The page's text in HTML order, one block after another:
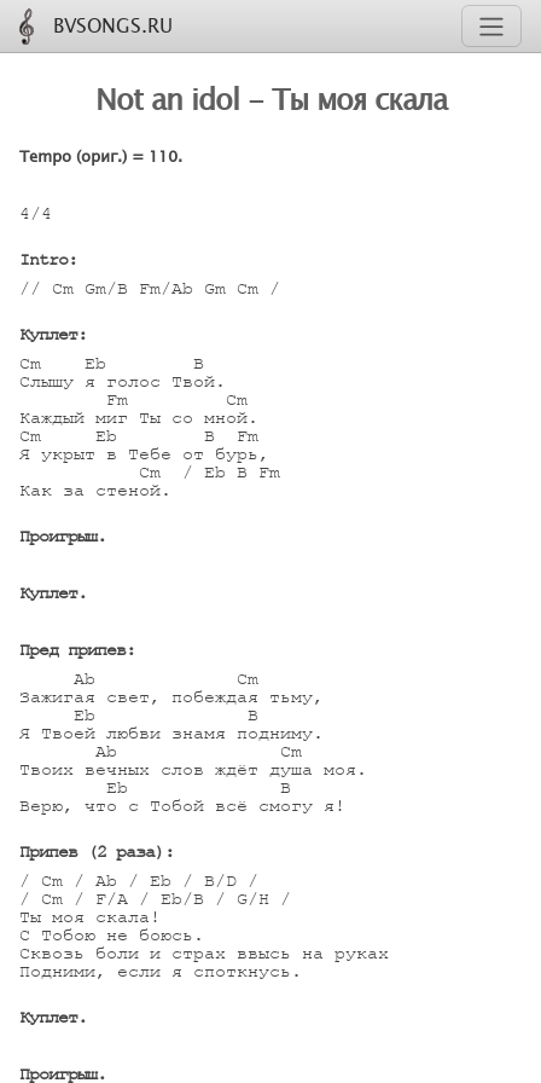
BVSONGS.RU
Not an idol - Ты моя скала
Tempo (ориг.) = 110.
4/4
Intro:
// Cm Gm/B Fm/Ab Gm Cm /
Куплет:
Cm    Eb        B
Слышу я голос Твой.
        Fm         Cm
Каждый миг Ты со мной.
Cm     Eb        B  Fm
Я укрыт в Тебе от бурь,
           Cm  / Eb B Fm
Как за стеной.
Проигрыш.
Куплет.
Пред припев:
     Ab             Cm
Зажигая свет, побеждая тьму,
     Eb              B
Я Твоей любви знамя подниму.
       Ab               Cm
Твоих вечных слов ждёт душа моя.
        Eb              B
Верю, что с Тобой всё смогу я!
Припев (2 раза):
/ Cm / Ab / Eb / B/D /
/ Cm / F/A / Eb/B / G/H /
Ты моя скала!
С Тобою не боюсь.
Сквозь боли и страх ввысь на руках
Подними, если я споткнусь.
Куплет.
Проигрыш.